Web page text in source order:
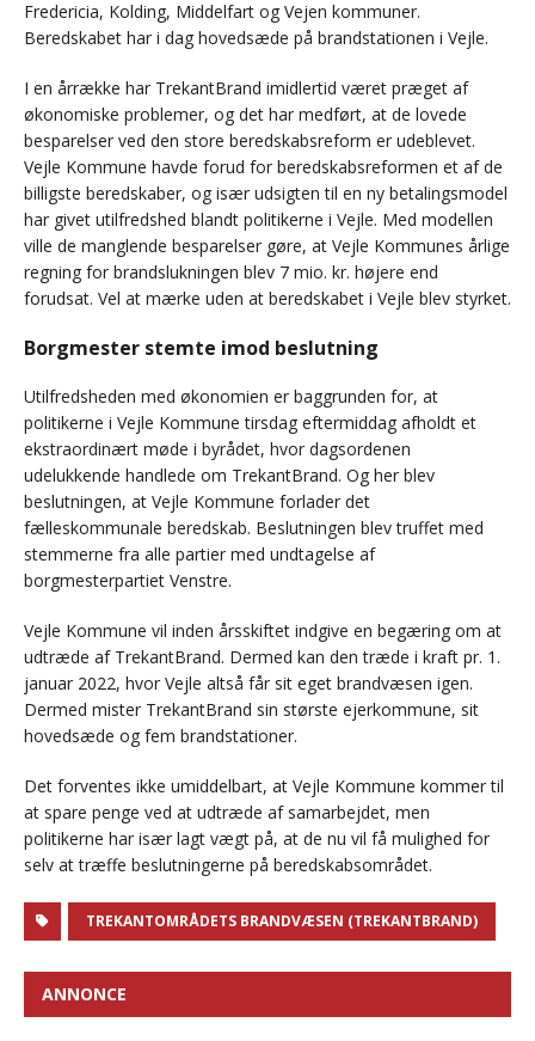
Fredericia, Kolding, Middelfart og Vejen kommuner.
Beredskabet har i dag hovedsæde på brandstationen i Vejle.
I en årrække har TrekantBrand imidlertid været præget af
økonomiske problemer, og det har medført, at de lovede
besparelser ved den store beredskabsreform er udeblevet.
Vejle Kommune havde forud for beredskabsreformen et af de
billigste beredskaber, og især udsigten til en ny betalingsmodel
har givet utilfredshed blandt politikerne i Vejle. Med modellen
ville de manglende besparelser gøre, at Vejle Kommunes årlige
regning for brandslukningen blev 7 mio. kr. højere end
forudsat. Vel at mærke uden at beredskabet i Vejle blev styrket.
Borgmester stemte imod beslutning
Utilfredsheden med økonomien er baggrunden for, at
politikerne i Vejle Kommune tirsdag eftermiddag afholdt et
ekstraordinært møde i byrådet, hvor dagsordenen
udelukkende handlede om TrekantBrand. Og her blev
beslutningen, at Vejle Kommune forlader det
fælleskommunale beredskab. Beslutningen blev truffet med
stemmerne fra alle partier med undtagelse af
borgmesterpartiet Venstre.
Vejle Kommune vil inden årsskiftet indgive en begæring om at
udtræde af TrekantBrand. Dermed kan den træde i kraft pr. 1.
januar 2022, hvor Vejle altså får sit eget brandvæsen igen.
Dermed mister TrekantBrand sin største ejerkommune, sit
hovedsæde og fem brandstationer.
Det forventes ikke umiddelbart, at Vejle Kommune kommer til
at spare penge ved at udtræde af samarbejdet, men
politikerne har især lagt vægt på, at de nu vil få mulighed for
selv at træffe beslutningerne på beredskabsområdet.
TREKANTOMRÅDETS BRANDVÆSEN (TREKANTBRAND)
ANNONCE